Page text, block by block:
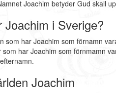
Joachim betyder Gud skall
Joachim i Sverige?
som har Joachim som förnamn
har Joachim som förnmamn
Joachim